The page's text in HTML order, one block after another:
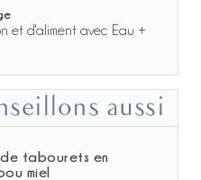
et d'aliment avec Eau +
aussi
de tabourets en
miel